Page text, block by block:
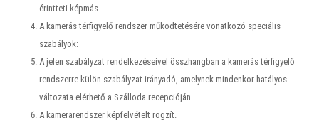
érintteti képmás.
A kamerás térfigyelő rendszer működtetésére vonatkozó speciális
szabályok:
A jelen szabályzat rendelkezéseivel összhangban a kamerás térfigyelő
rendszerre külön szabályzat irányadó, amelynek mindenkor hatályos
változata elérhető a Szálloda recepcióján.
A kamerarendszer képfelvételt rögzít.